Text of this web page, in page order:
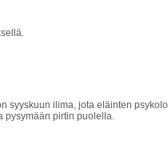
syyskuun ilima, jota eläinten
pysymään pirtin puolella.